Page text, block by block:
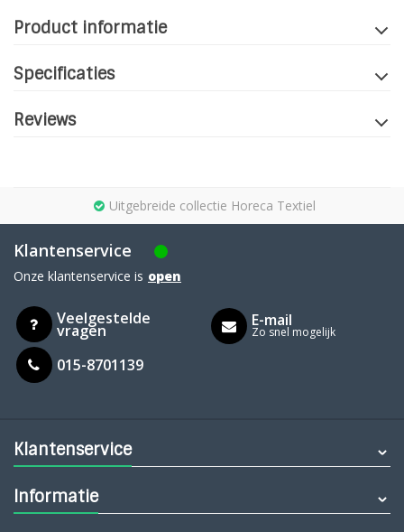
Product informatie
Specificaties
Reviews
Uitgebreide collectie Horeca Textiel
Klantenservice
Onze klantenservice is open
Veelgestelde
vragen
015-8701139
E-mail
Zo snel mogelijk
Klantenservice
Informatie